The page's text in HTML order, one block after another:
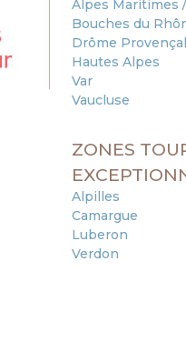
Alpes Maritimes
Bouches du
Drôme
Hautes Alpes
Var
Vaucluse
ZONES
Alpilles
Camargue
Luberon
Verdon